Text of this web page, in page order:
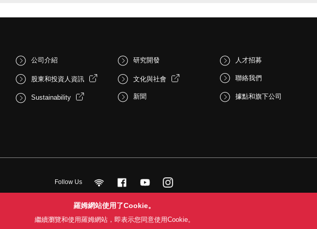
公司介紹
股東和投資人資訊
Sustainability
研究開發
文化與社會
新聞
人才招募
聯絡我們
據點和旗下公司
Follow Us
利用目的 隱私權政策 網站地圖 關於本公司產品銷售之標準條款(PDF)
羅姆網站使用了Cookie。
繼續瀏覽和使用羅姆網站，即表示您同意使用Cookie。